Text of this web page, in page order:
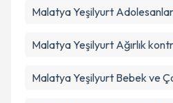
Malatya Yeşilyurt
Malatya Yeşilyurt Ağırlık
Malatya Yeşilyurt Bebek ve